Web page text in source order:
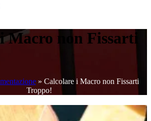
Macro non Fissarti
» Calcolare i Macro non Fissarti
Troppo!